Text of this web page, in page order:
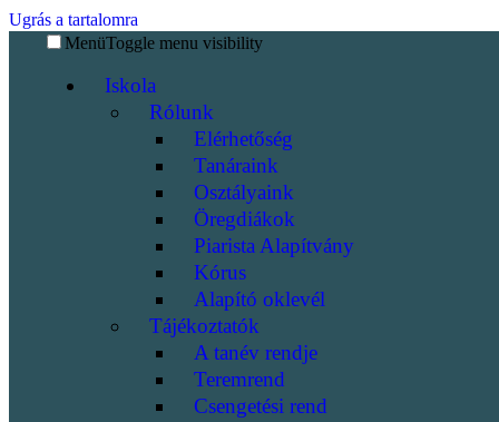
Ugrás a tartalomra
MenüToggle menu visibility
Iskola
Rólunk
Elérhetőség
Tanáraink
Osztályaink
Öregdiákok
Piarista Alapítvány
Kórus
Alapító oklevél
Tájékoztatók
A tanév rendje
Teremrend
Csengetési rend